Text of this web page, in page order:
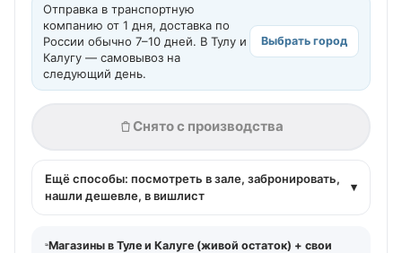
Отправка в транспортную
компанию от 1 дня, доставка по
России обычно 7–10 дней. В Тулу и
Калугу — самовывоз на
следующий день.
Выбрать город
Снято с производства
Ещё способы: посмотреть в зале, забронировать,
нашли дешевле, в вишлист
▾
Магазины в Туле и Калуге (живой остаток) + свои